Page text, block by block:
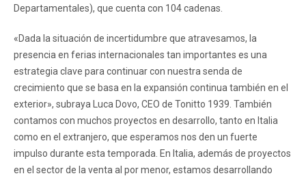
Departamentales), que cuenta con 104 cadenas.
«Dada la situación de incertidumbre que atravesamos, la
presencia en ferias internacionales tan importantes es una
estrategia clave para continuar con nuestra senda de
crecimiento que se basa en la expansión continua también en el
exterior», subraya Luca Dovo, CEO de Tonitto 1939. También
contamos con muchos proyectos en desarrollo, tanto en Italia
como en el extranjero, que esperamos nos den un fuerte
impulso durante esta temporada. En Italia, además de proyectos
en el sector de la venta al por menor, estamos desarrollando